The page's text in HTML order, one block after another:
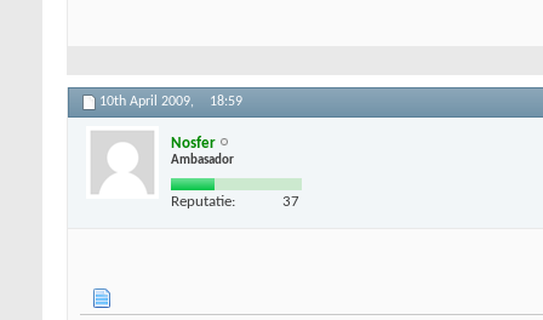
10th April 2009, 18:59
Nosfer
Ambasador
Reputatie: 37